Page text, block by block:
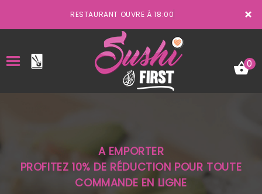
×
RESTAURANT OUVRE À 18:00
LA CARTE
VOTRE COMPTE
0
A EMPORTER
PROFITEZ 10% DE RÉDUCTION POUR TOUTE
COMMANDE EN LIGNE